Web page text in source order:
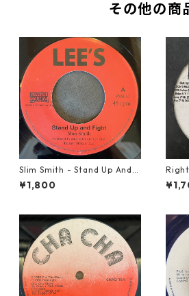
その他の商
Slim Smith - Stand Up And F
ight 【7-21832】
¥1,800
orn